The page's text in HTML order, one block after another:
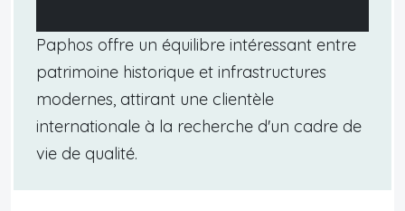
Paphos offre un équilibre intéressant entre
patrimoine historique et infrastructures
modernes, attirant une clientèle
internationale à la recherche d'un cadre de
vie de qualité.